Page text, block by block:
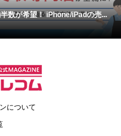
数が希望！ iPhone/iPadの売...
について